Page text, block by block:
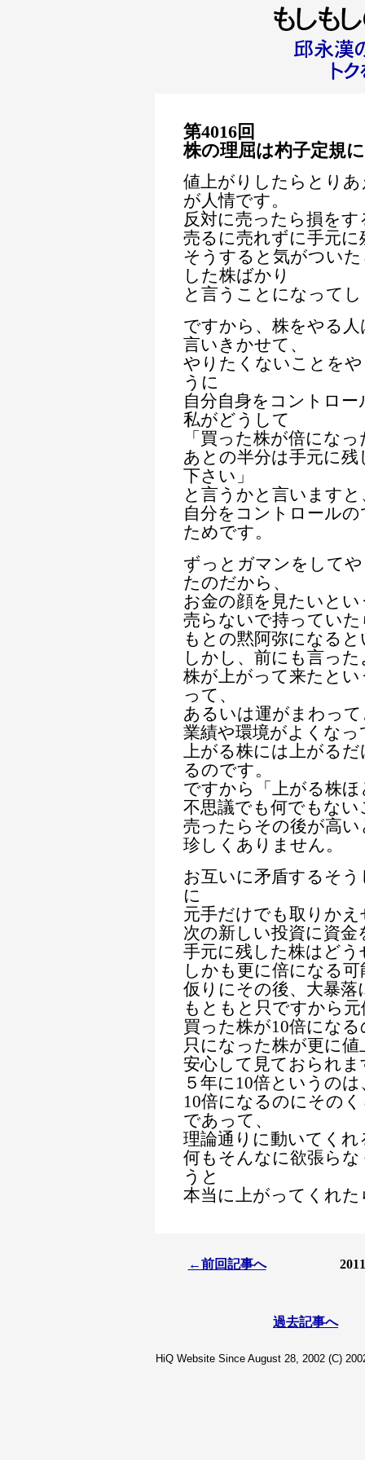
第4016回
株の理屈は杓子定規
値上がりしたらとり
が人情です。
反対に売ったら損をす
売るに売れずに手元
そうすると気がつい
した株ばかり
と言うことになって
ですから、株をやる
言いきかせて、
やりたくないことを
うに
自分自身をコントロ
私がどうして
「買った株が倍にな
あとの半分は手元に
下さい」
と言うかと言いますと
自分をコントロール
ためです。
ずっとガマンをして
たのだから、
お金の顔を見たいと
売らないで持ってい
もとの黙阿弥になる
しかし、前にも言っ
株が上がって来たと
って、
あるいは運がまわっ
業績や環境がよくな
上がる株には上がる
るのです。
ですから「上がる株
不思議でも何でもない
売ったらその後が高
珍しくありません。
お互いに矛盾するそ
に
元手だけでも取りかえ
次の新しい投資に資
手元に残した株はどう
しかも更に倍になる
仮りにその後、大暴
もともと只ですから
買った株が10倍にな
只になった株が更に
安心して見ておられま
５年に10倍というの
10倍になるのにその
であって、
理論通りに動いてく
何もそんなに欲張ら
うと
本当に上がってくれ
←前回記事へ
過去記事へ
HiQ Website Since August 28, 2002 (C)